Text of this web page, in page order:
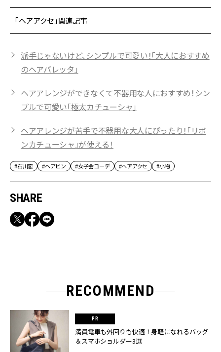
「ヘアアクセ」関連記事
派手じゃないけど、シンプルで可愛い！「大人におすすめ
のヘアバレッタ」
ヘアアレンジができなくて不器用な人におすすめ！シン
プルで可愛い「極太カチューシャ」
ヘアアレンジが苦手で不器用な大人にぴったり！「リボ
ンカチューシャ」が使える！
#石川恋 #ヘアピン #女子会コーデ #ヘアアクセ #小物
SHARE
RECOMMEND
満員電車も外回りも快適！身軽になれるバッグ
＆スマホショルダー3選